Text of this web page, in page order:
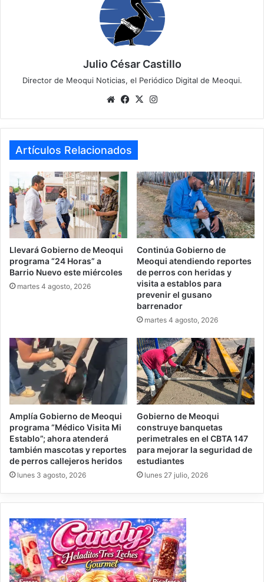
Julio César Castillo
Director de Meoqui Noticias, el Periódico Digital de Meoqui.
WebsiteFacebook
X
Artículos Relacionados
Llevará Gobierno de Meoqui
programa “24 Horas” a
Barrio Nuevo este miércoles
martes 4 agosto, 2026
Continúa Gobierno de
Meoqui atendiendo reportes
de perros con heridas y
visita a establos para
prevenir el gusano
barrenador
martes 4 agosto, 2026
Amplía Gobierno de Meoqui
programa “Médico Visita Mi
Establo”; ahora atenderá
también mascotas y reportes
de perros callejeros heridos
lunes 3 agosto, 2026
Gobierno de Meoqui
construye banquetas
perimetrales en el CBTA 147
para mejorar la seguridad de
estudiantes
lunes 27 julio, 2026